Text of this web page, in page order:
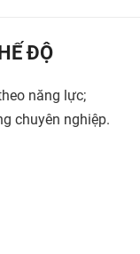
ĐỘ
năng lực;
chuyên nghiệp.